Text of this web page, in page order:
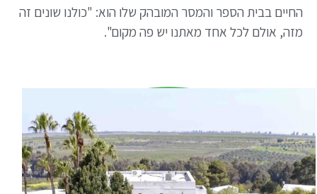
החיים בבית הספר והמסר המובהק שלו הוא: "כולנו שונים זה
מזה, אולם לכל אחד מאתנו יש פה מקום".